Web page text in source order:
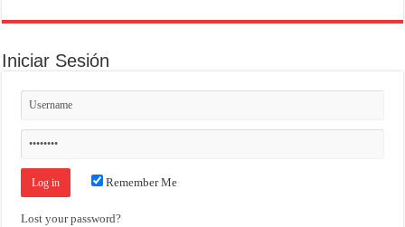
Iniciar Sesión
Remember Me
Lost your password?